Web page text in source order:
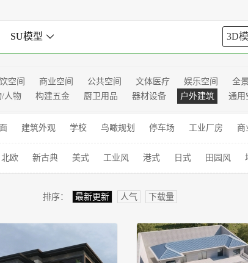
SU模型  3D
空间 商业空间 公共空间 文体医疗 娱乐空间 全
/人物 构建五金 厨卫用品 器材设备 户外建筑 通用
建筑外观 学校 鸟瞰规划 停车场 工业厂房 商
北欧 新古典 美式 工业风 港式 日式 田园风
排序： 最新更新 人气 下载量